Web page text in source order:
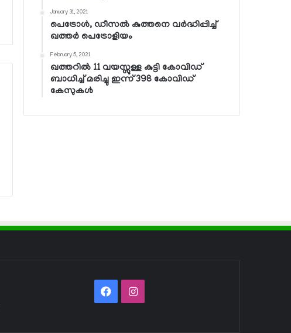
January 31, 2021
പെട്രോള്‍, ഡീസല്‍ കുത്തനെ വര്‍ദ്ധിപ്പിച്ച്
ഖത്തര്‍ പെട്രോളിയം
February 5, 2021
ഖത്തറില്‍ 11 വയസ്സുള്ള കുട്ടി കോവിഡ്
ബാധിച്ച് മരിച്ചു ഇന്ന് 398 കോവിഡ്
കേസുകള്‍
FacebookInstagram